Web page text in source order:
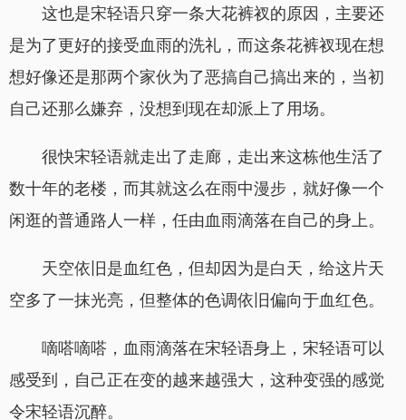
这也是宋轻语只穿一条大花裤衩的原因，主要还
是为了更好的接受血雨的洗礼，而这条花裤衩现在想
想好像还是那两个家伙为了恶搞自己搞出来的，当初
自己还那么嫌弃，没想到现在却派上了用场。
很快宋轻语就走出了走廊，走出来这栋他生活了
数十年的老楼，而其就这么在雨中漫步，就好像一个
闲逛的普通路人一样，任由血雨滴落在自己的身上。
天空依旧是血红色，但却因为是白天，给这片天
空多了一抹光亮，但整体的色调依旧偏向于血红色。
嘀嗒嘀嗒，血雨滴落在宋轻语身上，宋轻语可以
感受到，自己正在变的越来越强大，这种变强的感觉
令宋轻语沉醉。